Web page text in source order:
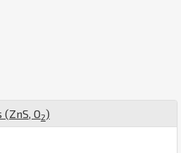
(ZnS, O2)